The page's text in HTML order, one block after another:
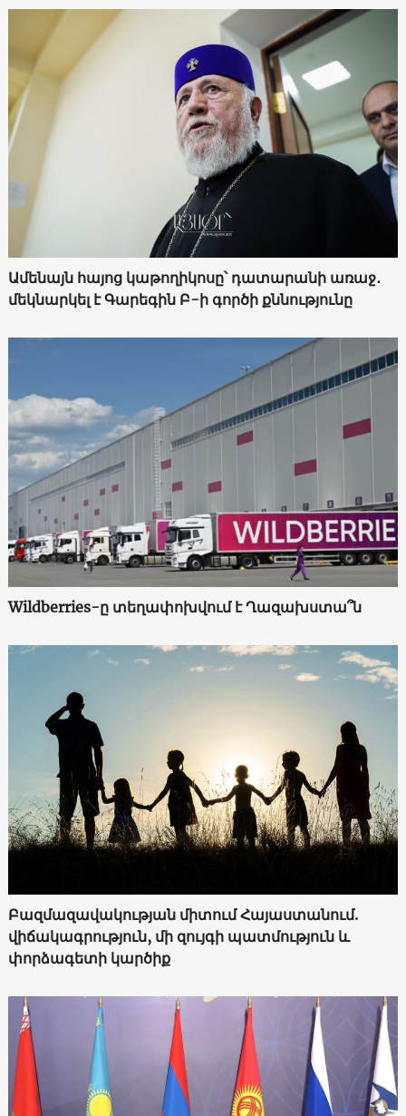
Ամենայն հայոց կաթողիկոսը՝ դատարանի առաջ․
մեկնարկել է Գարեգին Բ-ի գործի քննությունը
Wildberries-ը տեղափոխվում է Ղազախստա՞ն
Բազմազավակության միտում Հայաստանում.
վիճակագրություն, մի զույգի պատմություն և
փորձագետի կարծիք